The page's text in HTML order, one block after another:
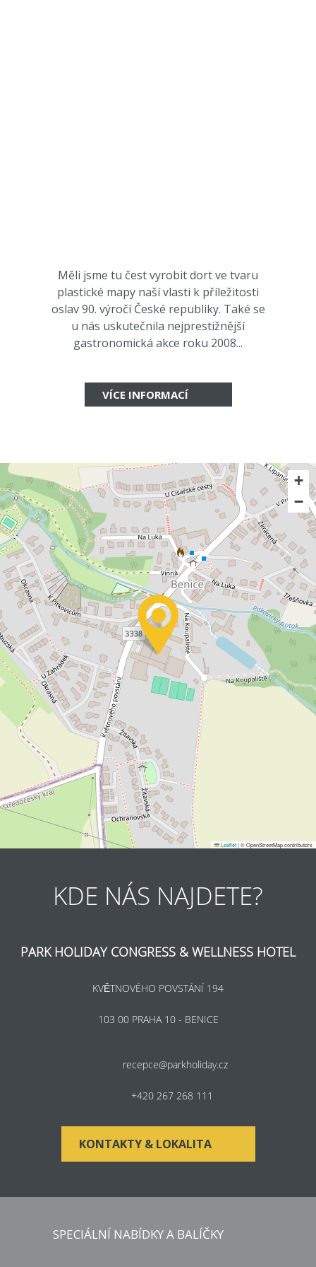
Měli jsme tu čest vyrobit dort ve tvaru
plastické mapy naší vlasti k příležitosti
oslav 90. výročí České republiky. Také se
u nás uskutečnila nejprestižnější
gastronomická akce roku 2008...
VÍCE INFORMACÍ
+
−
Leaflet|© OpenStreetMap contributors
KDE NÁS NAJDETE?
PARK HOLIDAY CONGRESS & WELLNESS HOTEL
KVĚTNOVÉHO POVSTÁNÍ 194
103 00 PRAHA 10 - BENICE
recepce@parkholiday.cz
+420 267 268 111
KONTAKTY & LOKALITA
SPECIÁLNÍ NABÍDKY A BALÍČKY